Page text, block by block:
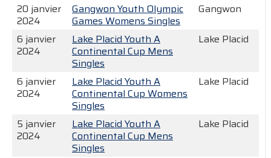
20 janvier
2024
Gangwon Youth Olympic
Games Womens Singles
Gangwon
6 janvier
2024
Lake Placid Youth A
Continental Cup Mens
Singles
Lake Placid
6 janvier
2024
Lake Placid Youth A
Continental Cup Womens
Singles
Lake Placid
5 janvier
2024
Lake Placid Youth A
Continental Cup Mens
Singles
Lake Placid